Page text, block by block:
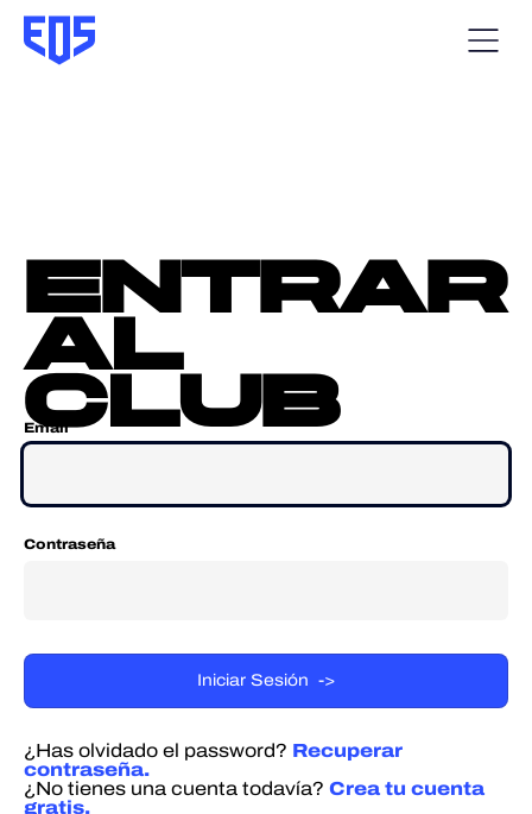
entrar
al
club
Email
Contraseña
¿Has olvidado el password? Recuperar
contraseña.
¿No tienes una cuenta todavía? Crea tu cuenta
gratis.